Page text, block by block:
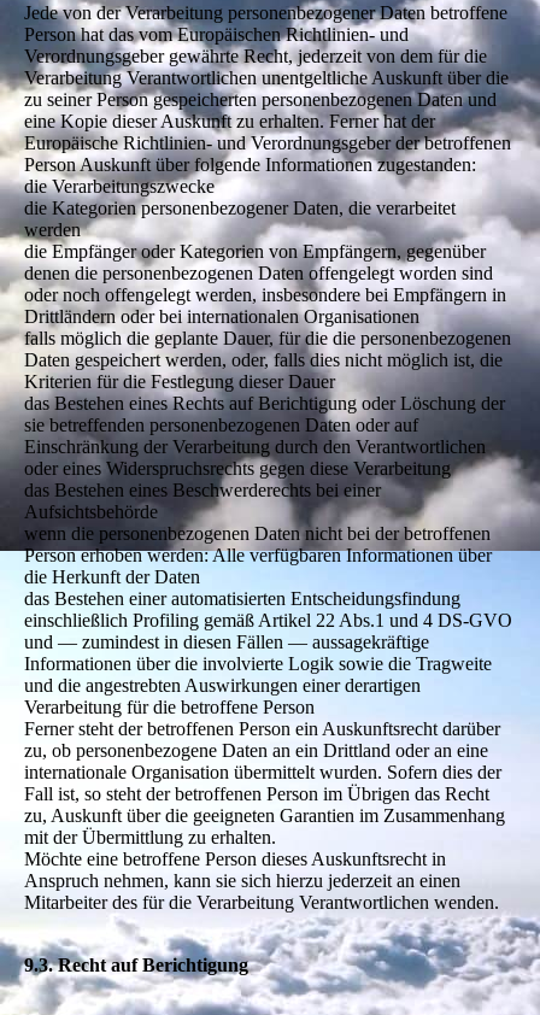
Jede von der Verarbeitung personenbezogener Daten betroffene
Person hat das vom Europäischen Richtlinien- und
Verordnungsgeber gewährte Recht, jederzeit von dem für die
Verarbeitung Verantwortlichen unentgeltliche Auskunft über die
zu seiner Person gespeicherten personenbezogenen Daten und
eine Kopie dieser Auskunft zu erhalten. Ferner hat der
Europäische Richtlinien- und Verordnungsgeber der betroffenen
Person Auskunft über folgende Informationen zugestanden:
die Verarbeitungszwecke
die Kategorien personenbezogener Daten, die verarbeitet
werden
die Empfänger oder Kategorien von Empfängern, gegenüber
denen die personenbezogenen Daten offengelegt worden sind
oder noch offengelegt werden, insbesondere bei Empfängern in
Drittländern oder bei internationalen Organisationen
falls möglich die geplante Dauer, für die die personenbezogenen
Daten gespeichert werden, oder, falls dies nicht möglich ist, die
Kriterien für die Festlegung dieser Dauer
das Bestehen eines Rechts auf Berichtigung oder Löschung der
sie betreffenden personenbezogenen Daten oder auf
Einschränkung der Verarbeitung durch den Verantwortlichen
oder eines Widerspruchsrechts gegen diese Verarbeitung
das Bestehen eines Beschwerderechts bei einer
Aufsichtsbehörde
wenn die personenbezogenen Daten nicht bei der betroffenen
Person erhoben werden: Alle verfügbaren Informationen über
die Herkunft der Daten
das Bestehen einer automatisierten Entscheidungsfindung
einschließlich Profiling gemäß Artikel 22 Abs.1 und 4 DS-GVO
und — zumindest in diesen Fällen — aussagekräftige
Informationen über die involvierte Logik sowie die Tragweite
und die angestrebten Auswirkungen einer derartigen
Verarbeitung für die betroffene Person
Ferner steht der betroffenen Person ein Auskunftsrecht darüber
zu, ob personenbezogene Daten an ein Drittland oder an eine
internationale Organisation übermittelt wurden. Sofern dies der
Fall ist, so steht der betroffenen Person im Übrigen das Recht
zu, Auskunft über die geeigneten Garantien im Zusammenhang
mit der Übermittlung zu erhalten.
Möchte eine betroffene Person dieses Auskunftsrecht in
Anspruch nehmen, kann sie sich hierzu jederzeit an einen
Mitarbeiter des für die Verarbeitung Verantwortlichen wenden.
9.3. Recht auf Berichtigung